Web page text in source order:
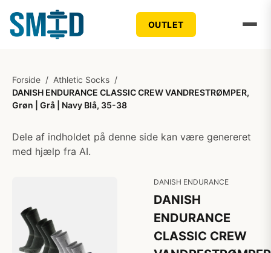
OUTLET
Forside / Athletic Socks /
DANISH ENDURANCE CLASSIC CREW VANDRESTRØMPER,
Grøn | Grå | Navy Blå, 35-38
Dele af indholdet på denne side kan være genereret
med hjælp fra AI.
DANISH ENDURANCE
DANISH
ENDURANCE
CLASSIC CREW